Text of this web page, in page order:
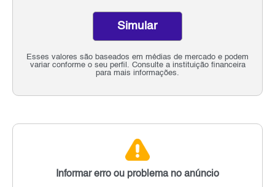
Esses valores são baseados em médias de mercado e podem
variar conforme o seu perfil. Consulte a instituição financeira
para mais informações.
Simular
Informar erro ou problema no anúncio